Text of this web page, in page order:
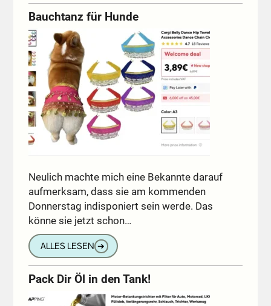
Bauchtanz für Hunde
Neulich machte mich eine Bekannte darauf
aufmerksam, dass sie am kommenden
Donnerstag indisponiert sein werde. Das
könne sie jetzt schon…
ALLES LESEN ➔
Pack Dir Öl in den Tank!